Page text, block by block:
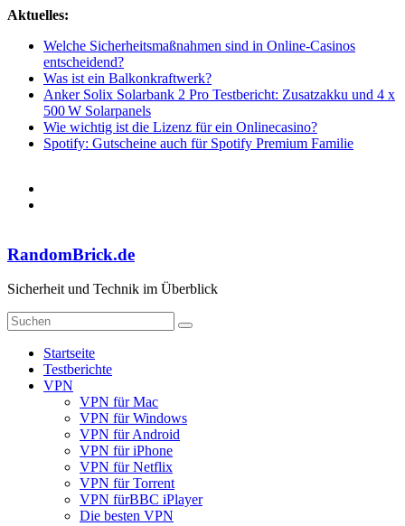
Zum
springen
Aktuelles:
Welche Sicherheitsmaßnahmen sind in Online-Casinos
entscheidend?
Was ist ein Balkonkraftwerk?
Anker Solix Solarbank 2 Pro Testbericht: Zusatzakku und 4 x
500 W Solarpanels
Wie wichtig ist die Lizenz für ein Onlinecasino?
Spotify: Gutscheine auch für Spotify Premium Familie
RandomBrick.de
Sicherheit und Technik im Überblick
Startseite
Testberichte
VPN
VPN für Mac
VPN für Windows
VPN für Android
VPN für iPhone
VPN für Netflix
VPN für Torrent
VPN fürBBC iPlayer
Die besten VPN